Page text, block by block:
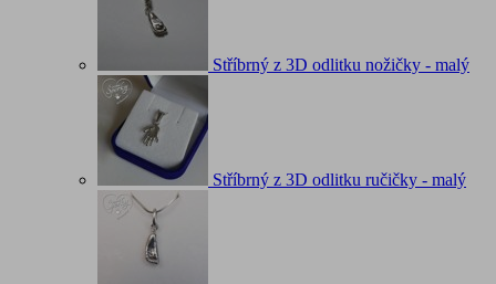
Stříbrný z 3D odlitku nožičky - malý
Stříbrný z 3D odlitku ručičky - malý